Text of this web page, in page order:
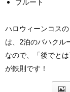
プルート
ハロウィーンコス
は、2泊のバハクル
なので、「後でと
が鉄則です！